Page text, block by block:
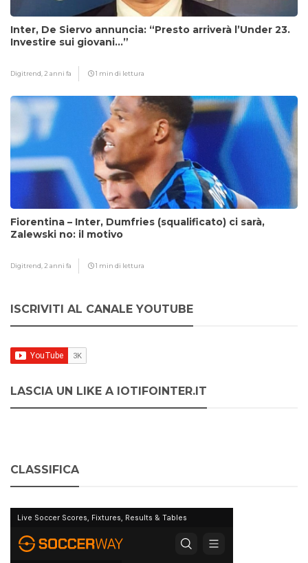
Inter, De Siervo annuncia: “Presto arriverà l’Under 23.
Investire sui giovani…”
Digitrend, 2 anni fa 1 min di lettura
Fiorentina – Inter, Dumfries (squalificato) ci sarà,
Zalewski no: il motivo
Digitrend, 2 anni fa 1 min di lettura
ISCRIVITI AL CANALE YOUTUBE
LASCIA UN LIKE A IOTIFOINTER.IT
CLASSIFICA